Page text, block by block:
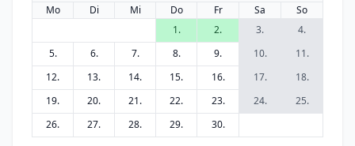
Mo Di Mi Do Fr Sa
So
1.
2. 3.
4.
5.
6. 7. 8. 9. 10.
11.
12.
13. 14. 15. 16. 17.
18.
19.
20. 21. 22. 23. 24.
25.
26.
27. 28. 29. 30.